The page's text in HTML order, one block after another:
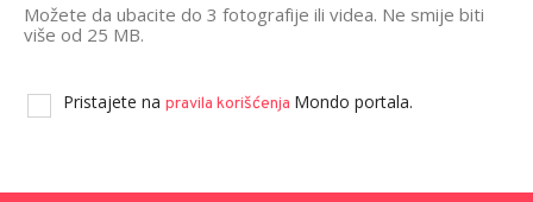
Možete da ubacite do 3 fotografije ili videa. Ne smije biti
više od 25 MB.
Pristajete na pravila korišćenja Mondo portala.